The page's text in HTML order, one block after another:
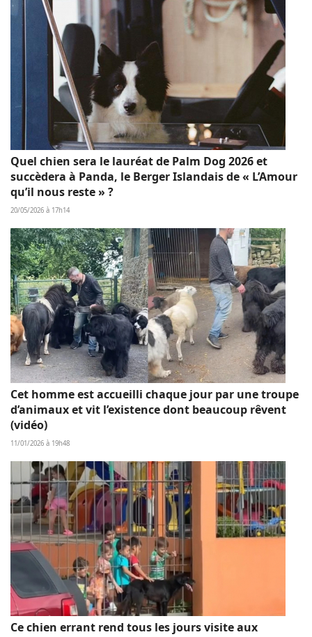
Quel chien sera le lauréat de Palm Dog 2026 et
succèdera à Panda, le Berger Islandais de « L’Amour
qu’il nous reste » ?
20/05/2026 à 17h14
Cet homme est accueilli chaque jour par une troupe
d’animaux et vit l’existence dont beaucoup rêvent
(vidéo)
11/01/2026 à 19h48
Ce chien errant rend tous les jours visite aux